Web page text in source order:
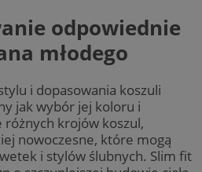
odpowiednie
młodego
i dopasowania koszuli
jak wybór jej koloru i
różnych krojów koszul,
nowoczesne, które mogą
i stylów ślubnych. Slim fit